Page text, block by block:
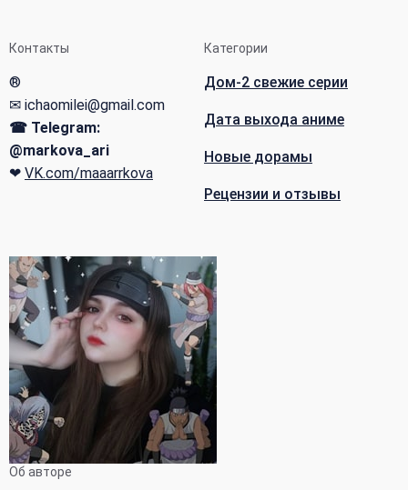
Контакты
®
✉ ichaomilei@gmail.com
☎ Telegram:
@markova_ari
❤ VK.com/maaarrkova
Категории
Дом-2 свежие серии
Дата выхода аниме
Новые дорамы
Рецензии и отзывы
Об авторе